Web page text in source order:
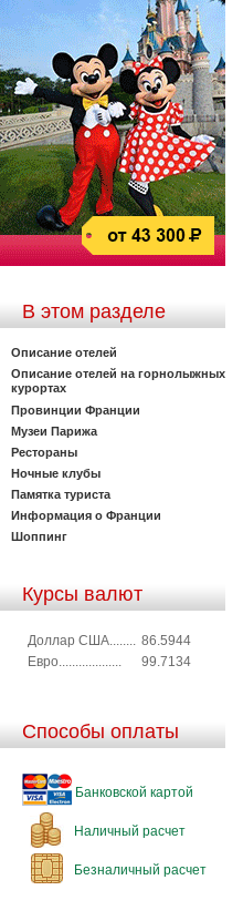
В этом разделе
Описание отелей
Описание отелей на горнолыжных
курортах
Провинции Франции
Музеи Парижа
Рестораны
Ночные клубы
Памятка туриста
Информация о Франции
Шоппинг
Курсы валют
Доллар США........ 86.5944
Евро...................
99.7134
Способы оплаты
Банковской картой
Наличный расчет
Безналичный расчет